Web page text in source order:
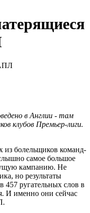
в Англии - там
клубов Премьер-лиги.
из болельщиков команд-
самое большое
кампанию. Не
но результаты
457 ругательных слов в
И именно они сейчас